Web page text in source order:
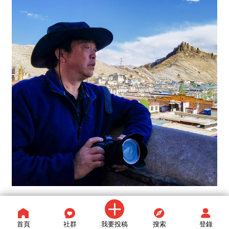
中國攝影家協會會員，中國藝術攝影學會會員，中國攝影著
作權協會會員，國際攝影家聯盟(GPU)會員，中國攝影網簽
首頁 社群 我要投稿 搜索 登錄